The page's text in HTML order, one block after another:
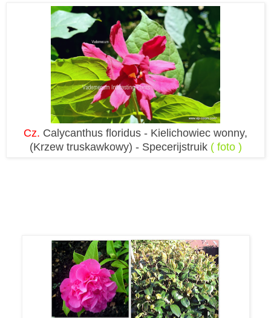
Cz. Calycanthus floridus - Kielichowiec wonny,
(Krzew truskawkowy) - Specerijstruik ( foto )